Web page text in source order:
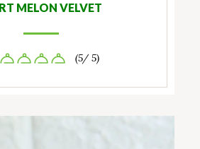
MELON VELVET
(5/ 5)